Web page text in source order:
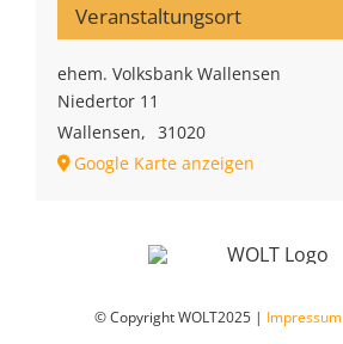
Veranstaltungsort
ehem. Volksbank Wallensen
Niedertor 11
Wallensen, 31020
Google Karte anzeigen
© Copyright WOLT2025 | Impressum